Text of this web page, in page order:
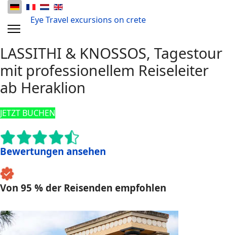
Eye Travel excursions on crete
LASSITHI & KNOSSOS, Tagestour
mit professionellem Reiseleiter
ab Heraklion
JETZT BUCHEN
Bewertungen ansehen
Von 95 % der Reisenden empfohlen